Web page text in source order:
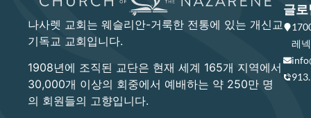
나사렛 교회는 웨슬리안-거룩한 전통에 있는 개신교
기독교 교회입니다.
1908년에 조직된 교단은 현재 세계 165개 지역에서
30,000개 이상의 회중에서 예배하는 약 250만 명
의 회원들의 고향입니다.
글로
레